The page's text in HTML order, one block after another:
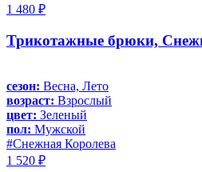
1 480 ₽
Трикотажные брюки,
сезон: Весна, Лето
возраст: Взрослый
цвет: Зеленый
пол: Мужской
#Снежная Королева
1 520 ₽